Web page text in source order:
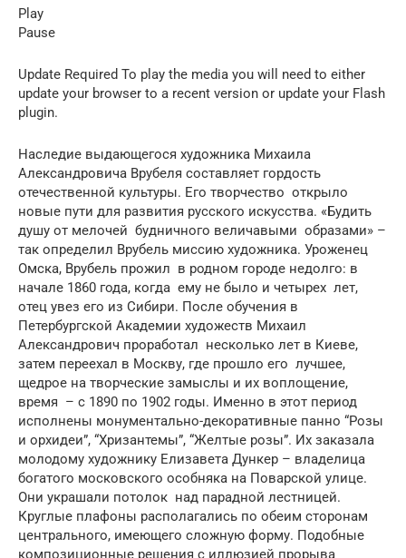
Play
Pause
Update Required To play the media you will need to either
update your browser to a recent version or update your Flash
plugin.
Наследие выдающегося художника Михаила
Александровича Врубеля составляет гордость
отечественной культуры. Его творчество открыло
новые пути для развития русского искусства. «Будить
душу от мелочей будничного величавыми образами» –
так определил Врубель миссию художника. Уроженец
Омска, Врубель прожил в родном городе недолго: в
начале 1860 года, когда ему не было и четырех лет,
отец увез его из Сибири. После обучения в
Петербургской Академии художеств Михаил
Александрович проработал несколько лет в Киеве,
затем переехал в Москву, где прошло его лучшее,
щедрое на творческие замыслы и их воплощение,
время – с 1890 по 1902 годы. Именно в этот период
исполнены монументально-декоративные панно “Розы
и орхидеи”, “Хризантемы”, “Желтые розы”. Их заказала
молодому художнику Елизавета Дункер – владелица
богатого московского особняка на Поварской улице.
Они украшали потолок над парадной лестницей.
Круглые плафоны располагались по обеим сторонам
центрального, имеющего сложную форму. Подобные
композиционные решения с иллюзией прорыва